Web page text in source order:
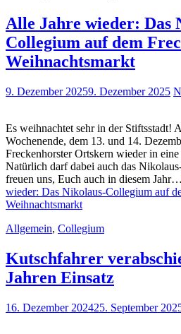
Alle Jahre wieder: Das
Collegium auf dem
Weihnachtsmarkt
9. Dezember 20259. Dezember 2025
Es weihnachtet sehr in der Stiftsstadt!
Wochenende, dem 13. und 14.
Freckenhorster Ortskern wieder in
Natürlich darf dabei auch das
freuen uns, Euch auch in diesem Jahr…
wieder: Das Nikolaus-Collegium auf
Weihnachtsmarkt
Allgemein, Collegium
Kutschfahrer
Jahren Einsatz
16. Dezember 202425. September